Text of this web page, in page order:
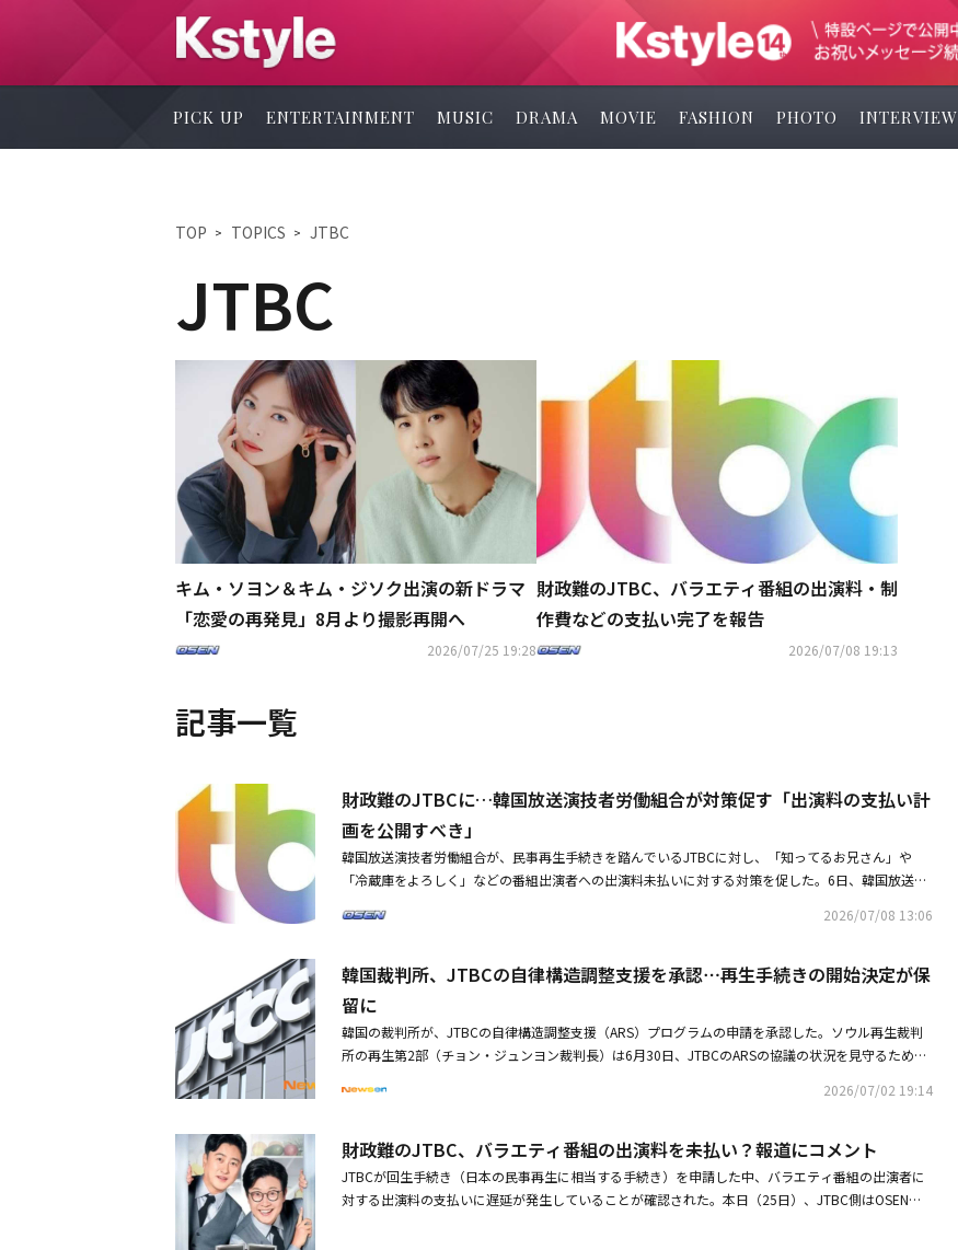
PICK UP ENTERTAINMENT MUSIC DRAMA MOVIE FASHION PHOTO INTERVIEW
TOP TOPICS JTBC
JTBC
キム・ソヨン＆キム・ジソク出演の新ドラマ
「恋愛の再発見」8月より撮影再開へ
2026/07/25 19:28
財政難のJTBC、バラエティ番組の出演料・制
作費などの支払い完了を報告
2026/07/08 19:13
記事一覧
財政難のJTBCに…韓国放送演技者労働組合が対策促す「出演料の支払い計
画を公開すべき」
韓国放送演技者労働組合が、民事再生手続きを踏んでいるJTBCに対し、「知ってるお兄さん」や
「冷蔵庫をよろしく」などの番組出演者への出演料未払いに対する対策を促した。6日、韓国放送演
対する被害が深刻な水準に達している。多数のコンテンツ制作が中断し、出演料の支払いも長期間遅
ある演技者や労働組合と誠実にコミュニケーションを図ろうとするいかなる努力も見せていない」と
明らかにした。これによると、JTBCは看板バラエティ番組「冷蔵庫をよろしく」「知ってるお兄さ
ん」などの出演者に対しても出演料を期日通りに支払うことができず、再放送料の支払いにも支障を
きたしている。韓演労は、JTBCが支払うべき再放送料さえも再生手続きによって凍結しており、出
演者たちの被害金額も数十億ウォン（数億円）に上るとしている。また、韓演労は「JTBCは未だに
撮影中断による現場の混乱を収拾する案を出しておらず、未払いの出演料の規模や返済計画はもちろ
た。さらに、「JTBCの撮影中断によって職を失った演技者たちに誠実に説明し、対策を講じる一方
で、未払いの出演料と再放送料の現状および支払い日程を明確に公開すべきだ。演技者や労働組合と
協議できる公式のコミュニケーション窓口を設け、定期的に対話する責任のある姿勢を示すべきだ」
2026/07/08 13:06
韓国裁判所、JTBCの自律構造調整支援を承認⋯再生手続きの開始決定が保
留に
韓国の裁判所が、JTBCの自律構造調整支援（ARS）プログラムの申請を承認した。ソウル再生裁判
所の再生第2部（チョン・ジュンヨン裁判長）は6月30日、JTBCのARSの協議の状況を見守るため、
生手続きに入る前に、債権者らと自ら猶予期間を設けて円満に合意できるよう、裁判所が支援する制
企業はこの期間中、債権者らと融資の満期延長、債務の調整、新規資金の流入（投資誘致）などを自
律的に交渉する。期間内に合意が成立すれば、JTBCは再生申請を取り下げ、ARS方案を実行するこ
とになり、協議が決裂した場合は、裁判所が再生手続きを開始するか否かを決定する。先立ってJTB
2026/07/02 19:14
財政難のJTBC、バラエティ番組の出演料を未払い？報道にコメント
JTBCが回生手続き（日本の民事再生に相当する手続き）を申請した中、バラエティ番組の出演者に
対する出演料の支払いに遅延が発生していることが確認された。本日（25日）、JTBC側はOSENに